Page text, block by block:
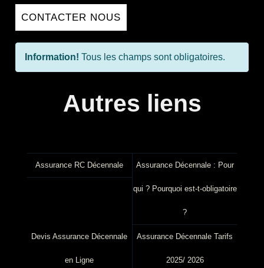
CONTACTER NOUS
Information! Tous les champs sont obligatoires.
Autres liens
Assurance RC Décennale Assurance Décennale : Pour
qui ? Pourquoi est-t-obligatoire
?
Devis Assurance Décennale
en Ligne
Assurance Décennale Tarifs
2025/ 2026